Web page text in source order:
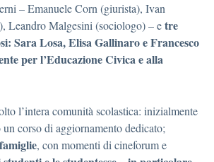
– Emanuele Corn (giurista), Ivan
Leandro Malgesini (sociologo) – etre
Sara Losa, Elisa Gallinaro e Francesco
per l’Educazione Civica e alla
l’intera comunità scolastica: inizialmente
un corso di aggiornamento dedicato;
famiglie, con momenti di cineforum e